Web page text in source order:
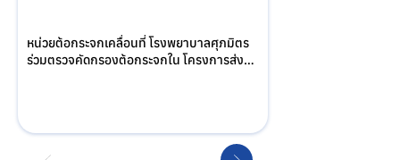
หน่วยต้อกระจกเคลื่อนที่ โรงพยาบาลศุภมิตร
ร่วมตรวจคัดกรองต้อกระจกใน โครงการส่ง